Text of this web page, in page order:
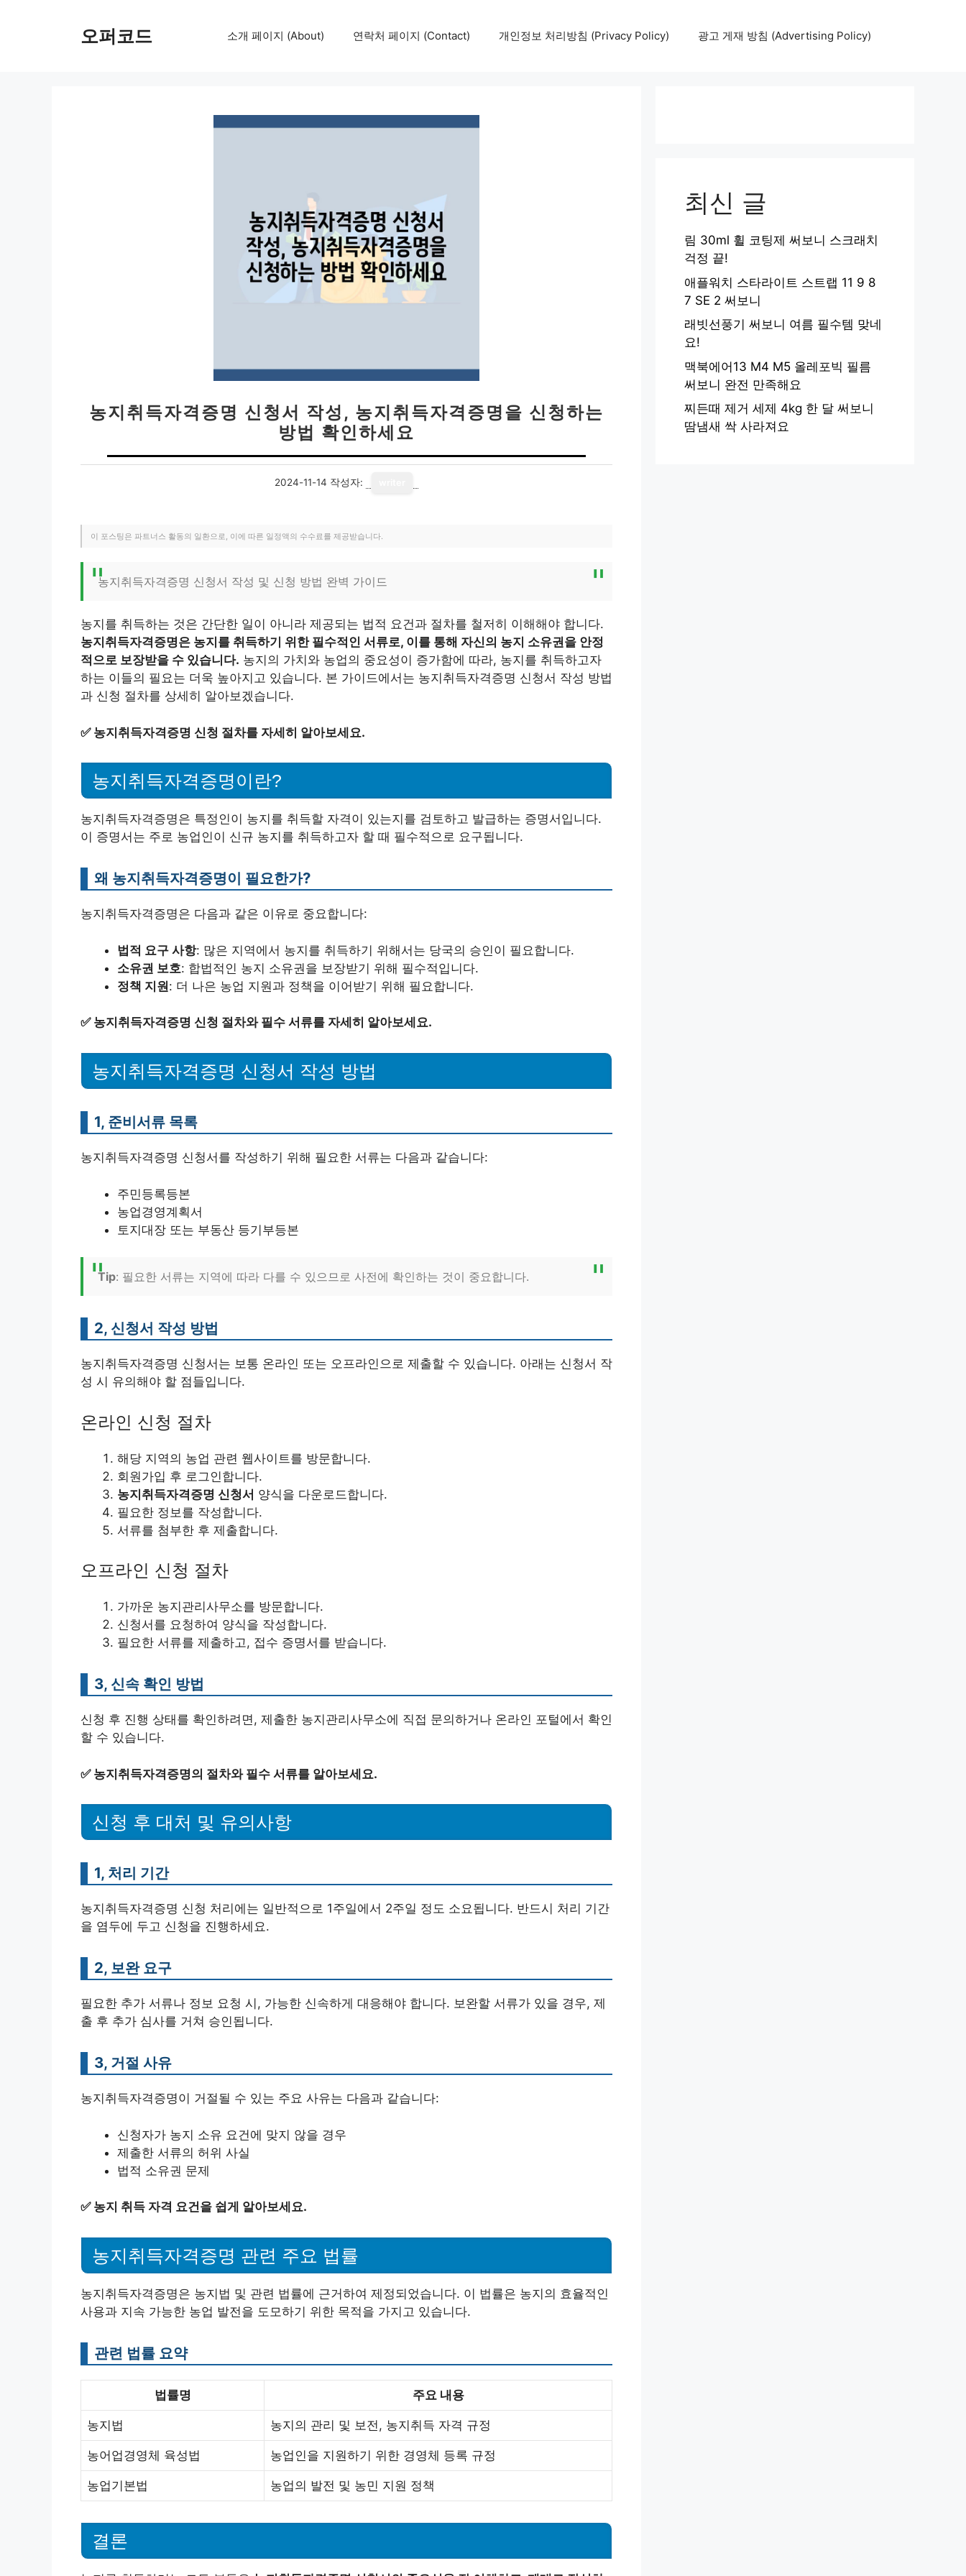
오퍼코드 소개 페이지 (About) 연락처 페이지 (Contact) 개인정보 처리방침 (Privacy Policy) 광고 게재 방침 (Advertising Policy)
농지취득자격증명 신청서 작성, 농지취득자격증명을 신청하는
방법 확인하세요
2024-11-14 작성자:
이 포스팅은 파트너스 활동의 일환으로, 이에 따른 일정액의 수수료를 제공받습니다.
농지취득자격증명 신청서 작성 및 신청 방법 완벽 가이드
농지를 취득하는 것은 간단한 일이 아니라 제공되는 법적 요건과 절차를 철저히 이해해야 합니다.
농지취득자격증명은 농지를 취득하기 위한 필수적인 서류로, 이를 통해 자신의 농지 소유권을 안정
적으로 보장받을 수 있습니다. 농지의 가치와 농업의 중요성이 증가함에 따라, 농지를 취득하고자
하는 이들의 필요는 더욱 높아지고 있습니다. 본 가이드에서는 농지취득자격증명 신청서 작성 방법
과 신청 절차를 상세히 알아보겠습니다.
✅ 농지취득자격증명 신청 절차를 자세히 알아보세요.
농지취득자격증명이란?
농지취득자격증명은 특정인이 농지를 취득할 자격이 있는지를 검토하고 발급하는 증명서입니다.
이 증명서는 주로 농업인이 신규 농지를 취득하고자 할 때 필수적으로 요구됩니다.
왜 농지취득자격증명이 필요한가?
농지취득자격증명은 다음과 같은 이유로 중요합니다:
법적 요구 사항: 많은 지역에서 농지를 취득하기 위해서는 당국의 승인이 필요합니다.
소유권 보호: 합법적인 농지 소유권을 보장받기 위해 필수적입니다.
정책 지원: 더 나은 농업 지원과 정책을 이어받기 위해 필요합니다.
✅ 농지취득자격증명 신청 절차와 필수 서류를 자세히 알아보세요.
농지취득자격증명 신청서 작성 방법
1, 준비서류 목록
농지취득자격증명 신청서를 작성하기 위해 필요한 서류는 다음과 같습니다:
주민등록등본
농업경영계획서
토지대장 또는 부동산 등기부등본
Tip: 필요한 서류는 지역에 따라 다를 수 있으므로 사전에 확인하는 것이 중요합니다.
2, 신청서 작성 방법
농지취득자격증명 신청서는 보통 온라인 또는 오프라인으로 제출할 수 있습니다. 아래는 신청서 작
성 시 유의해야 할 점들입니다.
온라인 신청 절차
해당 지역의 농업 관련 웹사이트를 방문합니다.
회원가입 후 로그인합니다.
농지취득자격증명 신청서 양식을 다운로드합니다.
필요한 정보를 작성합니다.
서류를 첨부한 후 제출합니다.
오프라인 신청 절차
가까운 농지관리사무소를 방문합니다.
신청서를 요청하여 양식을 작성합니다.
필요한 서류를 제출하고, 접수 증명서를 받습니다.
3, 신속 확인 방법
신청 후 진행 상태를 확인하려면, 제출한 농지관리사무소에 직접 문의하거나 온라인 포털에서 확인
할 수 있습니다.
✅ 농지취득자격증명의 절차와 필수 서류를 알아보세요.
신청 후 대처 및 유의사항
1, 처리 기간
농지취득자격증명 신청 처리에는 일반적으로 1주일에서 2주일 정도 소요됩니다. 반드시 처리 기간
을 염두에 두고 신청을 진행하세요.
2, 보완 요구
필요한 추가 서류나 정보 요청 시, 가능한 신속하게 대응해야 합니다. 보완할 서류가 있을 경우, 제
출 후 추가 심사를 거쳐 승인됩니다.
3, 거절 사유
농지취득자격증명이 거절될 수 있는 주요 사유는 다음과 같습니다:
신청자가 농지 소유 요건에 맞지 않을 경우
제출한 서류의 허위 사실
법적 소유권 문제
✅ 농지 취득 자격 요건을 쉽게 알아보세요.
농지취득자격증명 관련 주요 법률
농지취득자격증명은 농지법 및 관련 법률에 근거하여 제정되었습니다. 이 법률은 농지의 효율적인
사용과 지속 가능한 농업 발전을 도모하기 위한 목적을 가지고 있습니다.
관련 법률 요약
법률명 주요 내용
농지법 농지의 관리 및 보전, 농지취득 자격 규정
농어업경영체 육성법 농업인을 지원하기 위한 경영체 등록 규정
농업기본법 농업의 발전 및 농민 지원 정책
결론
최신 글
림 30ml 휠 코팅제 써보니 스크래치
걱정 끝!
애플워치 스타라이트 스트랩 11 9 8
7 SE 2 써보니
래빗선풍기 써보니 여름 필수템 맞네
요!
맥북에어13 M4 M5 올레포빅 필름
써보니 완전 만족해요
찌든때 제거 세제 4kg 한 달 써보니
땀냄새 싹 사라져요